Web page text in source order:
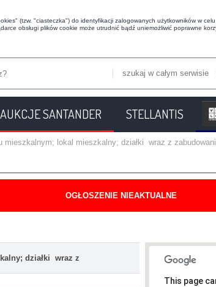
(tzw. "ciasteczka") do identyfikacji zalogowanych użytkowników w
obsługi plików cookie może utrudnić bądź uniemożliwić poprawne
szukaj w całym serwisie
AUKCJE SANTANDER STELLANTIS
mieszkalnym; lokal mieszkalny; działki wraz z
OGŁOSZENIE NIEAKTUALNE
działki wraz z
This page